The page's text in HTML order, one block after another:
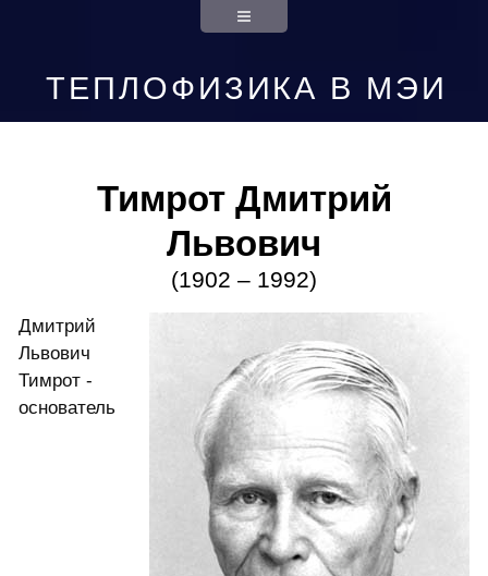
ТЕПЛОФИЗИКА В МЭИ
Тимрот Дмитрий
Львович
(1902 – 1992)
Дмитрий
Львович
Тимрот -
основатель